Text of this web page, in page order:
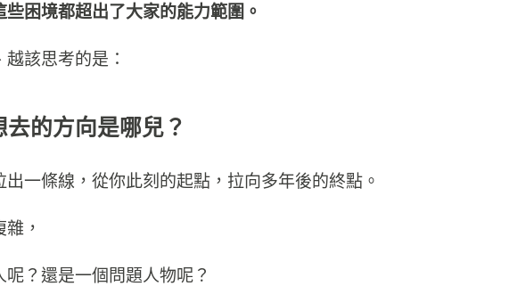
困境都超出了大家的能力範圍。
該思考的是：
的方向是哪兒？
出一條線，從你此刻的起點，拉向多年後的終點。
，
？還是一個問題人物呢？